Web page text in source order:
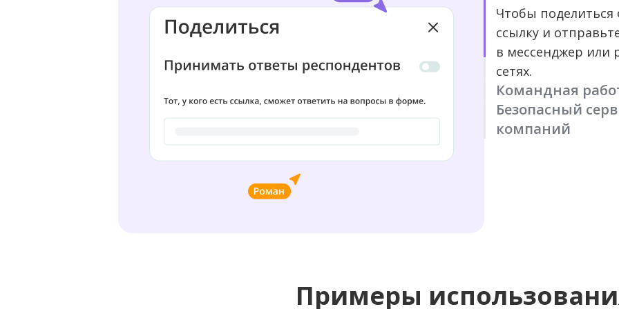
Чтобы
ссылку и
в мессенджер или
сетях.
Командная
Делитесь доступом
Coversе — это не
Безопасный
компаний
Примеры